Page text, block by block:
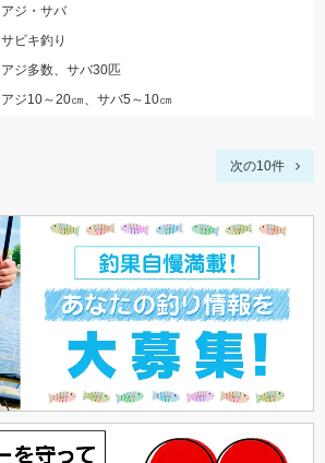
アジ・サバ
サビキ釣り
アジ多数、サバ30匹
アジ10～20㎝、サバ5～10㎝
次の10件